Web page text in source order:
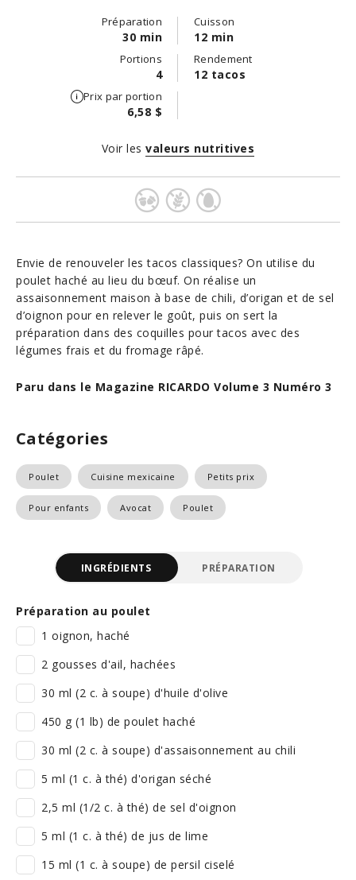
Préparation
30 min
Cuisson
12 min
Portions
4
Rendement
12 tacos
Prix par portion
6,58 $
Envie de renouveler les tacos classiques? On utilise du
poulet haché au lieu du bœuf. On réalise un
assaisonnement maison à base de chili, d’origan et de sel
d’oignon pour en relever le goût, puis on sert la
préparation dans des coquilles pour tacos avec des
légumes frais et du fromage râpé.
Paru dans le Magazine RICARDO Volume 3 Numéro 3
Voir les valeurs nutritives
Catégories
Poulet Cuisine mexicaine Petits prix
Pour enfants Avocat Poulet
INGRÉDIENTS PRÉPARATION
Préparation au poulet
1 oignon, haché
2 gousses d'ail, hachées
30 ml (2 c. à soupe) d'huile d'olive
450 g (1 lb) de poulet haché
30 ml (2 c. à soupe) d'assaisonnement au chili
5 ml (1 c. à thé) d'origan séché
2,5 ml (1/2 c. à thé) de sel d'oignon
5 ml (1 c. à thé) de jus de lime
15 ml (1 c. à soupe) de persil ciselé